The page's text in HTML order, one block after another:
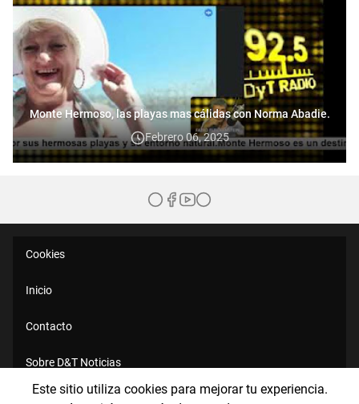
Este sitio utiliza cookies para mejorar tu experiencia.
Monte Hermoso, las playas mas cálidas con Norma Abadie.
Febrero 06, 2025
Cookies
Inicio
Contacto
Sobre D&T Noticias